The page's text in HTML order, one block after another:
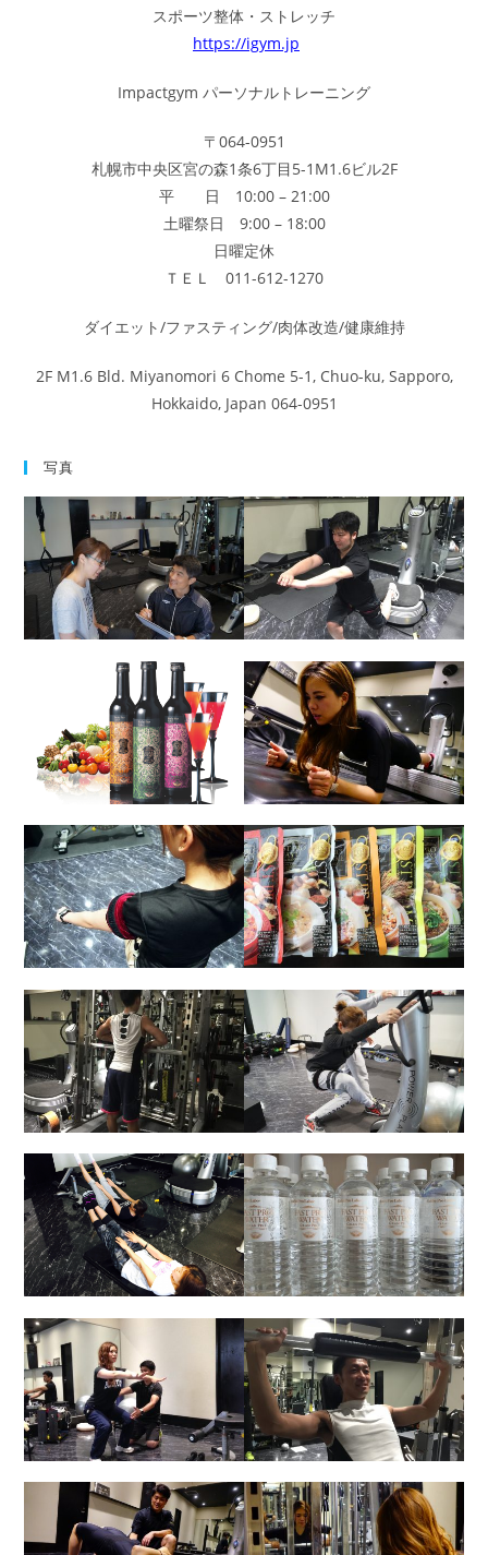
スポーツ整体・ストレッチ
https://igym.jp
Impactgym パーソナルトレーニング
〒064-0951
札幌市中央区宮の森1条6丁目5-1M1.6ビル2F
平 日 10:00 – 21:00
土曜祭日 9:00 – 18:00
日曜定休
ＴＥＬ 011-612-1270
ダイエット/ファスティング/肉体改造/健康維持
2F M1.6 Bld. Miyanomori 6 Chome 5-1, Chuo-ku, Sapporo,
Hokkaido, Japan 064-0951
写真